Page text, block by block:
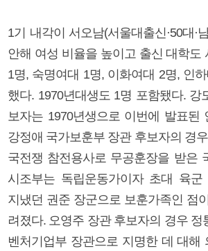
1기 내각이 서오남(서울대출신·50대·
안해 여성 비율을 높이고 출신 대학도
1명, 숙명여대 1명, 이화여대 2명, 인
했다. 1970년대생도 1명 포함됐다. 강
보자는 1970년생으로 이번에 발표된
강정애 국가보훈부 장관 후보자의 경
국전쟁 참전용사로 무공훈장을 받은
시조부는 독립운동가이자 초대 육군
지냈던 권준 장군으로 보훈가족인 점
려졌다. 오영주 장관 후보자의 경우 정
벤처기업부 장관으로 지명한 데 대해